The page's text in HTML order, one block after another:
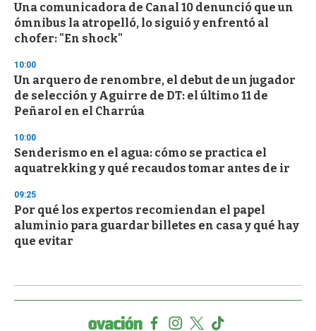
Una comunicadora de Canal 10 denunció que un
ómnibus la atropelló, lo siguió y enfrentó al
chofer: "En shock"
10:00
Un arquero de renombre, el debut de un jugador
de selección y Aguirre de DT: el último 11 de
Peñarol en el Charrúa
10:00
Senderismo en el agua: cómo se practica el
aquatrekking y qué recaudos tomar antes de ir
09:25
Por qué los expertos recomiendan el papel
aluminio para guardar billetes en casa y qué hay
que evitar